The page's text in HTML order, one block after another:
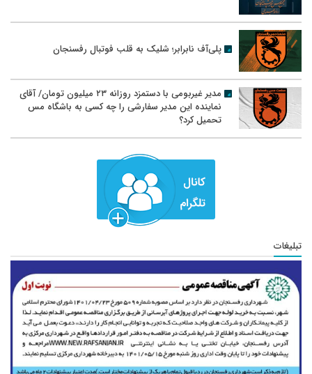
پلی‌آف نابرابر؛ شلیک به قلب فوتبال رفسنجان
مدیر غیربومی با دستمزد روزانه ۲۳ میلیون تومان/ آقای
نماینده این مدیر سفارشی را چه کسی به باشگاه مس
تحمیل کرد؟
تبلیغات